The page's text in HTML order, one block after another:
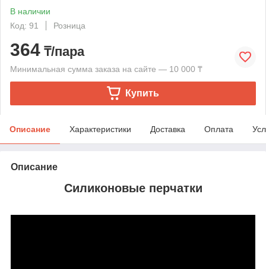
В наличии
Код: 91
Розница
364 ₸/пара
Минимальная сумма заказа на сайте — 10 000 ₸
Купить
Описание Характеристики Доставка Оплата
Описание
Силиконовые перчатки